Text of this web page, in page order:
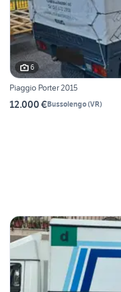
6
Piaggio Porter 2015
12.000 €Bussolengo(VR)